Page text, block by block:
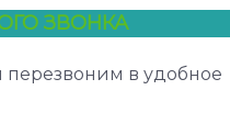
ЗВОНКА
перезвоним в удобное